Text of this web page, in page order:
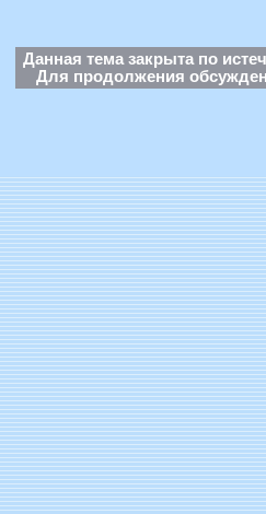
Данная тема закрыта по
Для продолжения